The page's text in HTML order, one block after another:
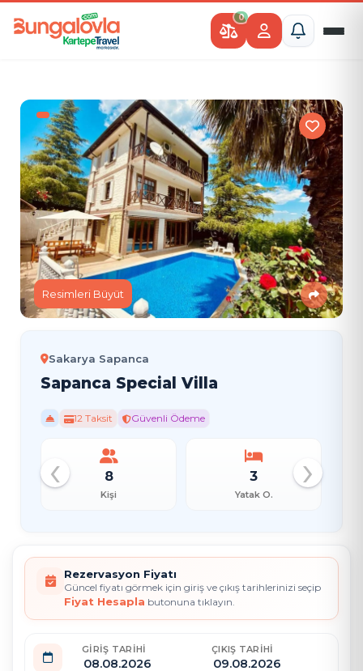
0
Resimleri Büyüt
Sakarya Sapanca
Sapanca Special Villa
12 Taksit Güvenli Ödeme
8
Kişi
3
Yatak O.
‹ ›
Rezervasyon Fiyatı
Güncel fiyatı görmek için giriş ve çıkış tarihlerinizi seçip
Fiyat Hesapla butonuna tıklayın.
GIRIŞ TARIHI ÇIKIŞ TARIHI